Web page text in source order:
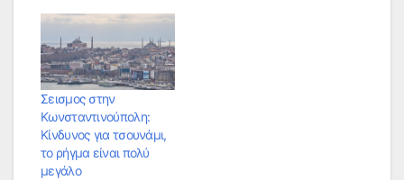
Σεισμος στην
Κωνσταντινούπολη:
Κίνδυνος για τσουνάμι,
το ρήγμα είναι πολύ
μεγάλο